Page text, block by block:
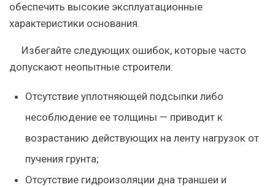
обеспечить высокие эксплуатационные
характеристики основания.
Избегайте следующих ошибок, которые часто
допускают неопытные строители:
Отсутствие уплотняющей подсыпки либо
несоблюдение ее толщины — приводит к
возрастанию действующих на ленту нагрузок от
пучения грунта;
Отсутствие гидроизоляции дна траншеи и